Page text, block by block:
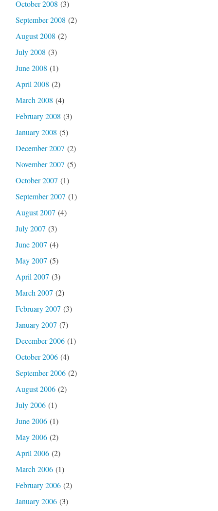
October 2008 (3)
September 2008 (2)
August 2008 (2)
July 2008 (3)
June 2008 (1)
April 2008 (2)
March 2008 (4)
February 2008 (3)
January 2008 (5)
December 2007 (2)
November 2007 (5)
October 2007 (1)
September 2007 (1)
August 2007 (4)
July 2007 (3)
June 2007 (4)
May 2007 (5)
April 2007 (3)
March 2007 (2)
February 2007 (3)
January 2007 (7)
December 2006(1)
October 2006(4)
September 2006(2)
August 2006(2)
July 2006(1)
June 2006(1)
May 2006(2)
April 2006(2)
March 2006(1)
February 2006(2)
January 2006(3)